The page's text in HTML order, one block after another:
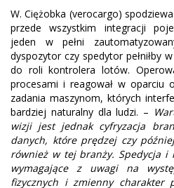
W. Ciężobka (verocargo)
przede wszystkim integracji
jeden w pełni
dyspozytor czy spedytor pełniłby
do roli kontrolera lotów.
procesami i reagował w oparciu
zadania maszynom, których
bardziej naturalny dla ludzi. –
wizji jest jednak cyfryzacja
danych, które prędzej czy
również w tej branży. Spedycja i
wymagające z uwagi na
fizycznych i zmienny charakter